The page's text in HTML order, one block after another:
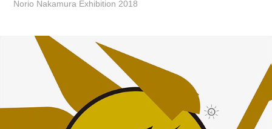
Norio Nakamura Exhibition 2018